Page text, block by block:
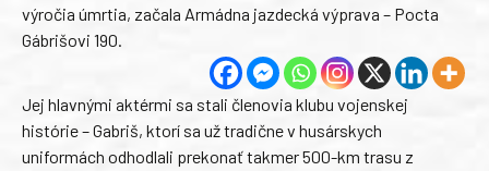
výročia úmrtia, začala Armádna jazdecká výprava – Pocta
Gábrišovi 190.
Jej hlavnými aktérmi sa stali členovia klubu vojenskej
histórie – Gabriš, ktorí sa už tradične v husárskych
uniformách odhodlali prekonať takmer 500-km trasu z